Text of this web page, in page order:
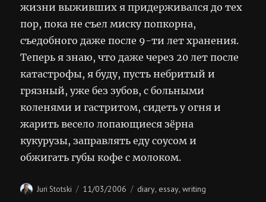
жизни выживших я придерживался до тех
пор, пока не съел миску попкорна,
съедобного даже после 9-ти лет хранения.
Теперь я знаю, что даже через 20 лет после
катастрофы, я буду, пусть небритый и
грязный, уже без зубов, с больными
коленями и гастритом, сидеть у огня и
жарить весело лопающиеся зёрна
кукурузы, заправлять еду соусом и
обжигать губы кофе с молоком.
Author
Juri Stotski
Posted
11/03/2006 Categories
diary,essay,writing